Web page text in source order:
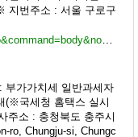
지번주소 : 서울 구로구
부가가치세 일반과세자
(※국세청 홈택스 실시
주소 : 충청북도 충주시
ro, Chungju-si, Chungc